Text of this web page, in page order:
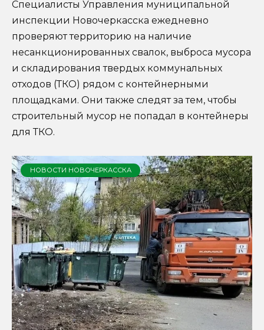
Специалисты Управления муниципальной
инспекции Новочеркасска ежедневно
проверяют территорию на наличие
несанкционированных свалок, выброса мусора
и складирования твердых коммунальных
отходов (ТКО) рядом с контейнерными
площадками. Они также следят за тем, чтобы
строительный мусор не попадал в контейнеры
для ТКО.
НОВОСТИ НОВОЧЕРКАССКА